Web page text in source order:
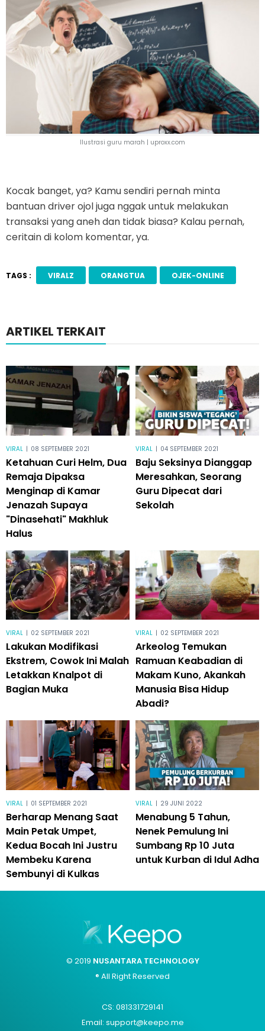
Ilustrasi guru marah | uproxx.com
Kocak banget, ya? Kamu sendiri pernah minta
bantuan driver ojol juga nggak untuk melakukan
transaksi yang aneh dan tidak biasa? Kalau pernah,
ceritain di kolom komentar, ya.
TAGS : VIRALZ ORANGTUA OJEK-ONLINE
ARTIKEL TERKAIT
VIRAL | 08 SEPTEMBER 2021
Ketahuan Curi Helm, Dua
Remaja Dipaksa
Menginap di Kamar
Jenazah Supaya
"Dinasehati" Makhluk
Halus
VIRAL | 04 SEPTEMBER 2021
Baju Seksinya Dianggap
Meresahkan, Seorang
Guru Dipecat dari
Sekolah
VIRAL | 02 SEPTEMBER 2021
Lakukan Modifikasi
Ekstrem, Cowok Ini Malah
Letakkan Knalpot di
Bagian Muka
VIRAL | 02 SEPTEMBER 2021
Arkeolog Temukan
Ramuan Keabadian di
Makam Kuno, Akankah
Manusia Bisa Hidup
Abadi?
VIRAL | 01 SEPTEMBER 2021
Berharap Menang Saat
Main Petak Umpet,
Kedua Bocah Ini Justru
Membeku Karena
Sembunyi di Kulkas
VIRAL | 29 JUNI 2022
Menabung 5 Tahun,
Nenek Pemulung Ini
Sumbang Rp 10 Juta
untuk Kurban di Idul Adha
© 2019 NUSANTARA TECHNOLOGY
® All Right Reserved
CS: 081331729141
Email: support@keepo.me